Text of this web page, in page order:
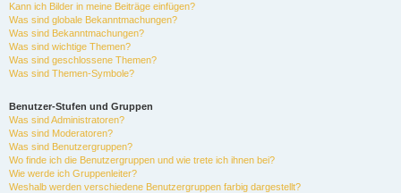
Kann ich Bilder in meine Beiträge einfügen?
Was sind globale Bekanntmachungen?
Was sind Bekanntmachungen?
Was sind wichtige Themen?
Was sind geschlossene Themen?
Was sind Themen-Symbole?
Benutzer-Stufen und Gruppen
Was sind Administratoren?
Was sind Moderatoren?
Was sind Benutzergruppen?
Wo finde ich die Benutzergruppen und wie trete ich ihnen bei?
Wie werde ich Gruppenleiter?
Weshalb werden verschiedene Benutzergruppen farbig dargestellt?